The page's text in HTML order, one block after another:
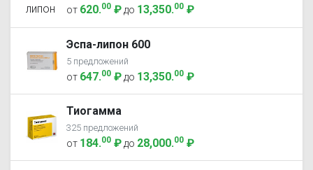
от 620.00 ₽ до 13,350.00 ₽
Эспа-липон 600
5 предложений
от 647.00 ₽ до 13,350.00 ₽
Тиогамма
325 предложений
от 184.00 ₽ до 28,000.00 ₽